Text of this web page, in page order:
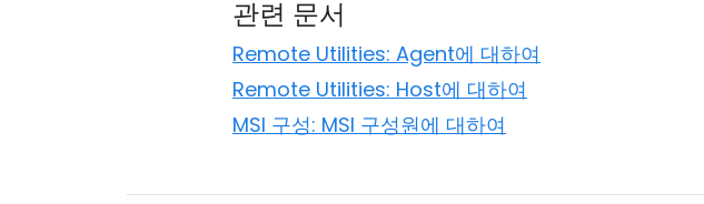
관련 문서
Remote Utilities: Agent에 대하여
Remote Utilities: Host에 대하여
MSI 구성: MSI 구성원에 대하여